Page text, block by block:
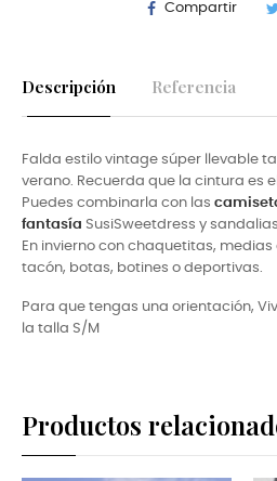
Compartir
Descripción Referencia
Falda estilo vintage súper llevable
verano. Recuerda que la cintura es
Puedes combinarla con las
fantasía SusiSweetdress y
En invierno con chaquetitas, medias
tacón, botas, botines o deportivas.
Para que tengas una orientación,
la talla S/M
Productos